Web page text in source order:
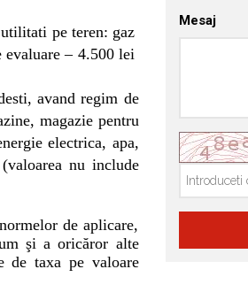
pe teren: gaz
evaluare – 4.500 lei
avand regim de
magazie pentru
electrica, apa,
nu include
de aplicare,
şi a oricăror alte
de taxa pe valoare
Mesaj